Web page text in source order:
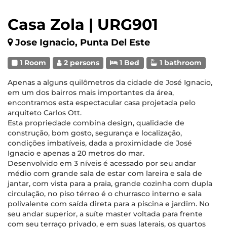
Casa Zola | URG901
Jose Ignacio, Punta Del Este
1 Room 2 persons 1 Bed 1 bathroom
Apenas a alguns quilômetros da cidade de José Ignacio,
em um dos bairros mais importantes da área,
encontramos esta espectacular casa projetada pelo
arquiteto Carlos Ott.
Esta propriedade combina design, qualidade de
construção, bom gosto, segurança e localização,
condições imbatíveis, dada a proximidade de José
Ignacio e apenas a 20 metros do mar.
Desenvolvido em 3 níveis é acessado por seu andar
médio com grande sala de estar com lareira e sala de
jantar, com vista para a praia, grande cozinha com dupla
circulação, no piso térreo é o churrasco interno e sala
polivalente com saída direta para a piscina e jardim. No
seu andar superior, a suíte master voltada para frente
com seu terraço privado, e em suas laterais, os quartos